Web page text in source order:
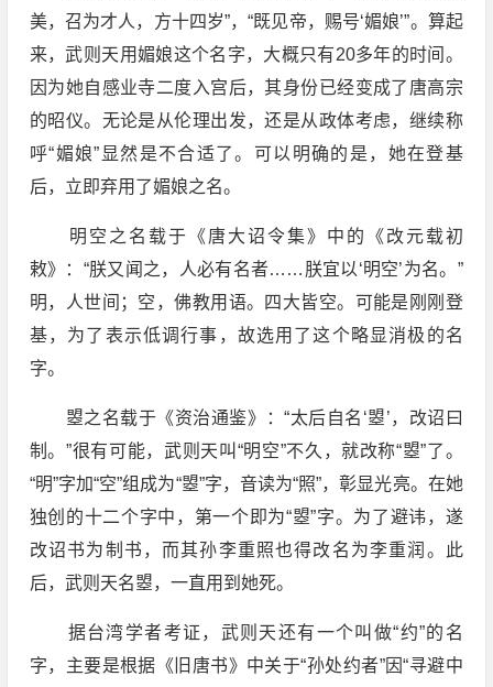
美，召为才人，方十四岁”，“既见帝，赐号‘媚娘’”。算起
来，武则天用媚娘这个名字，大概只有20多年的时间。
因为她自感业寺二度入宫后，其身份已经变成了唐高宗
的昭仪。无论是从伦理出发，还是从政体考虑，继续称
呼“媚娘”显然是不合适了。可以明确的是，她在登基
后，立即弃用了媚娘之名。
明空之名载于《唐大诏令集》中的《改元载初
敕》：“朕又闻之，人必有名者……朕宜以‘明空’为名。”
明，人世间；空，佛教用语。四大皆空。可能是刚刚登
基，为了表示低调行事，故选用了这个略显消极的名
字。
曌之名载于《资治通鉴》：“太后自名‘曌’，改诏曰
制。”很有可能，武则天叫“明空”不久，就改称“曌”了。
“明”字加“空”组成为“曌”字，音读为“照”，彰显光亮。在她
独创的十二个字中，第一个即为“曌”字。为了避讳，遂
改诏书为制书，而其孙李重照也得改名为李重润。此
后，武则天名曌，一直用到她死。
据台湾学者考证，武则天还有一个叫做“约”的名
字，主要是根据《旧唐书》中关于“孙处约者”因“寻避中